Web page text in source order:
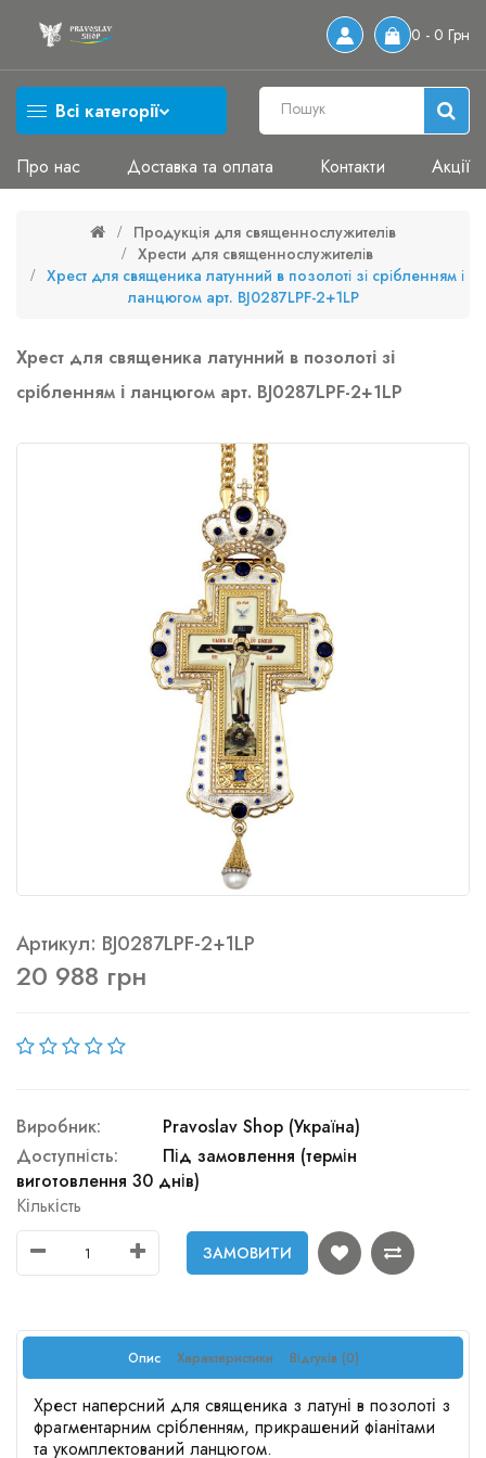
0 - 0 Грн
Всі категорії
Про нас Доставка та оплата Контакти Акції
Продукція для священнослужителів
Хрести для священнослужителів
Хрест для священика латунний в позолоті зі срібленням і
ланцюгом арт. BJ0287LPF-2+1LP
Хрест для священика латунний в позолоті зі
срібленням і ланцюгом арт. BJ0287LPF-2+1LP
Артикул: BJ0287LPF-2+1LP
20 988 грн
Виробник:
Pravoslav Shop (Україна)
Доступність:
Під замовлення (термін
виготовлення 30 днів)
Кількість
ЗАМОВИТИ
Опис Характеристики Відгуків (0)
Хрест наперсний для священика з латуні в позолоті з
фрагментарним срібленням, прикрашений фіанітами
та укомплектований ланцюгом.